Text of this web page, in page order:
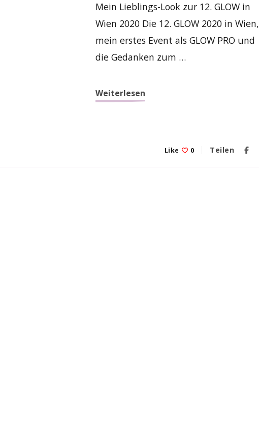
Mein Lieblings-Look zur 12. GLOW in
Wien 2020 Die 12. GLOW 2020 in Wien,
mein erstes Event als GLOW PRO und
die Gedanken zum …
Weiterlesen
Like 0 Teilen